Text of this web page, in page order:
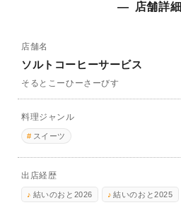
店舗詳細
店舗名
ソルトコーヒーサービス
そるとこーひーさーびす
料理ジャンル
スイーツ
出店経歴
結いのおと2026 結いのおと2025